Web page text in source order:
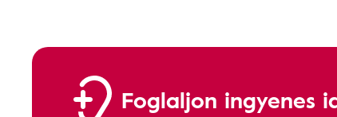
Foglaljon ingyenes